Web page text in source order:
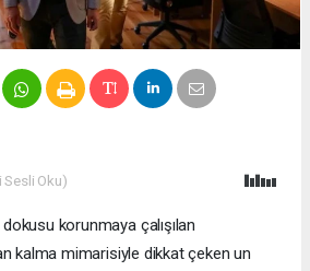
Sesli Oku)
korunmaya çalışılan
kalma mimarisiyle dikkat çeken un